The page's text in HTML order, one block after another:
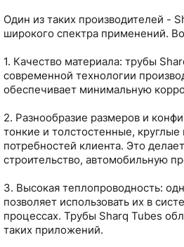
Один из таких производителей -
широкого спектра применений.
1. Качество материала: трубы
современной технологии
обеспечивает минимальную
2. Разнообразие размеров и
тонкие и толстостенные,
потребностей клиента. Это
строительство, автомобильную
3. Высокая теплопроводность:
позволяет использовать их в
процессах. Трубы Sharq Tubes
таких приложений.